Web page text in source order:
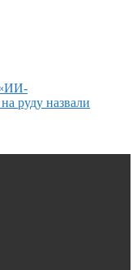
руду назвали